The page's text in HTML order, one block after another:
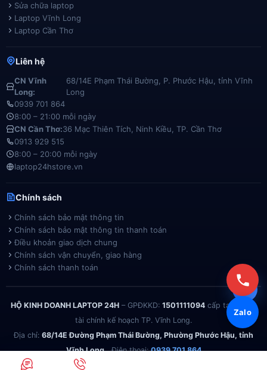
Zalo
Sửa chữa laptop
Laptop Vĩnh Long
Laptop Cần Thơ
Liên hệ
CN Vĩnh
Long:
68/14E Phạm Thái Bường, P. Phước Hậu, tỉnh Vĩnh
Long
0939 701 864
8:00 – 21:00 mỗi ngày
CN Cần Thơ:36 Mạc Thiên Tích, Ninh Kiều, TP. Cần Thơ
0913 929 515
8:00 – 20:00 mỗi ngày
laptop24hstore.vn
Chính sách
Chính sách bảo mật thông tin
Chính sách bảo mật thông tin thanh toán
Điều khoản giao dịch chung
Chính sách vận chuyển, giao hàng
Chính sách thanh toán
HỘ KINH DOANH LAPTOP 24H – GPĐKKD: 1501111094 cấp tại Phòng
tài chính kế hoạch TP. Vĩnh Long.
Địa chỉ: 68/14E Đường Phạm Thái Bường, Phường Phước Hậu, tỉnh
Vĩnh Long.Điện thoại:0939 701 864
© 2026 . Được làm với